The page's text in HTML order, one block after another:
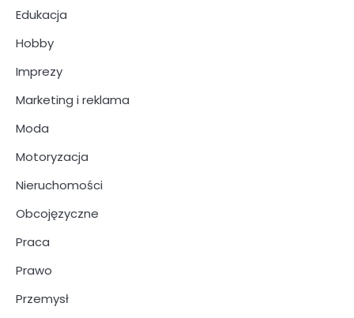
Edukacja
Hobby
Imprezy
Marketing i reklama
Moda
Motoryzacja
Nieruchomości
Obcojęzyczne
Praca
Prawo
Przemysł